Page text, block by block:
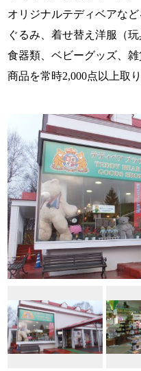
オリジナルテディベアな
ぐるみ、着せ替え洋服（
食器類、ベビーグッズ、
商品を常時2,000点以上取